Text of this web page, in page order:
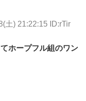
土) 21:22:15 ID:rTir
ホープフル組のワン